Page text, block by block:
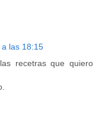
las 18:15
recetras que quiero